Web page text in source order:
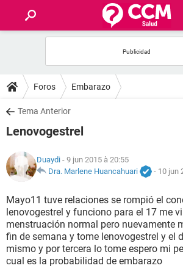
FORUMS
SALUD
NUTRICIÓN
BIENESTAR
SEXUALIDAD
GLOSARIO
Foros Embarazo
Tema Anterior
Lenovogestrel
Duaydi - 9 jun 2015 à 20:55
Dra. Marlene Huancahuari
- 10 jun
Mayo11 tuve relaciones se rompió el
lenovogestrel y funciono para el 17 me
menstruación normal pero nuevamente
fin de semana y tome lenovogestrel y el
mismo y por tercera lo tome espero mi
cual es la probabilidad de embarazo